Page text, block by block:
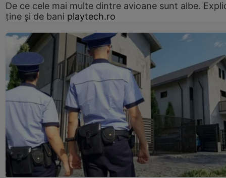
De ce cele mai multe dintre avioane sunt albe.
ține și de bani playtech.ro